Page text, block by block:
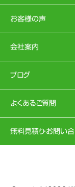
お客様の声
会社案内
ブログ
よくあるご質問
無料見積り・お問い